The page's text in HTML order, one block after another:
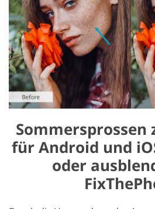
Sommersprossen
für Android und
oder